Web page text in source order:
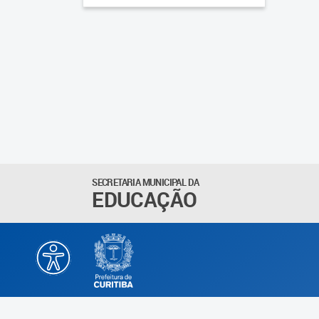
SECRETARIA MUNICIPAL DA
EDUCAÇÃO